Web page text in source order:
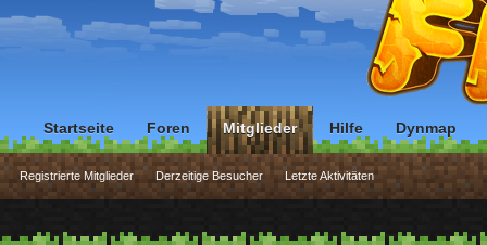
Startseite Foren Mitglieder
Registrierte Mitglieder Derzeitige Besucher Letzte Aktivitäten
Hilfe Dynmap